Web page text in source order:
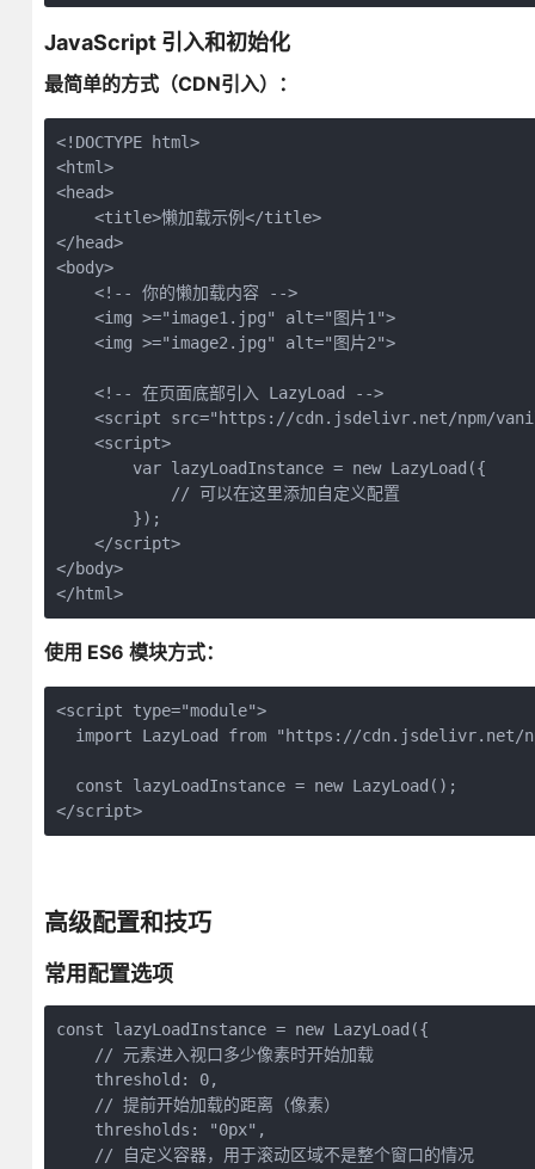
JavaScript 引入和初始化
最简单的方式（CDN引入）：
<!DOCTYPE html>
<html>
<head>
    <title>懒加载示例</title>
</head>
<body>
    <!-- 你的懒加载内容 -->
    <img >="image1.jpg" alt="图片1">
    <img >="image2.jpg" alt="图片2">
    <!-- 在页面底部引入 LazyLoad -->
<script src="https://cdn.jsdelivr.net/npm/
    <script>
        var lazyLoadInstance = new LazyLoad({
            // 可以在这里添加自定义配置
        });
    </script>
</body>
</html>
使用 ES6 模块方式：
<script type="module">
import LazyLoad from "https://cdn.jsdelivr.net/
  const lazyLoadInstance = new LazyLoad();
</script>
高级配置和技巧
常用配置选项
const lazyLoadInstance = new LazyLoad({
    // 元素进入视口多少像素时开始加载
    threshold: 0,
    // 提前开始加载的距离（像素）
    thresholds: "0px",
    // 自定义容器，用于滚动区域不是整个窗口的情况